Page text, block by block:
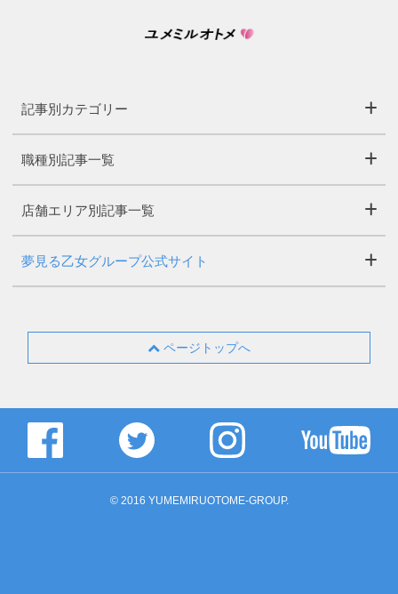
記事別カテゴリー
職種別記事一覧
店舗エリア別記事一覧
夢見る乙女グループ公式サイト
ページトップへ
© 2016 YUMEMIRUOTOME-GROUP.